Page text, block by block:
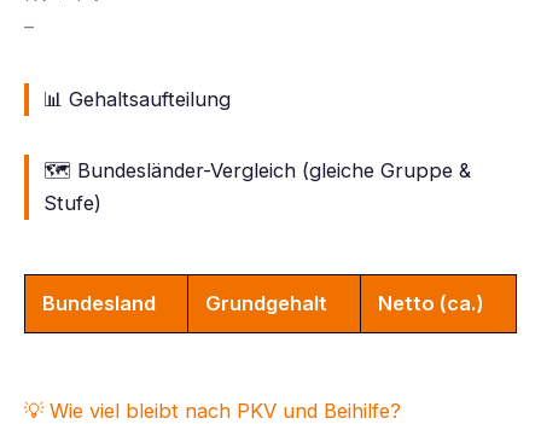
–
📊 Gehaltsaufteilung
🗺️ Bundesländer-Vergleich (gleiche Gruppe &
Stufe)
Bundesland Grundgehalt Netto (ca.)
💡 Wie viel bleibt nach PKV und Beihilfe?